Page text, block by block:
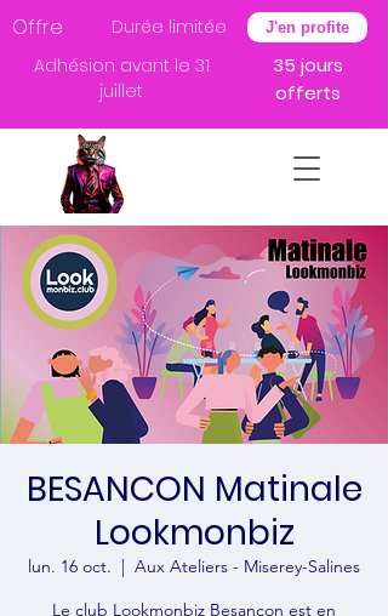
Offre Durée limitée J'en profite
Adhésion avant le 31
juillet
35 jours
offerts
BESANCON Matinale
Lookmonbiz
lun. 16 oct.
  |
Aux Ateliers - Miserey-Salines
Le club Lookmonbiz Besançon est en